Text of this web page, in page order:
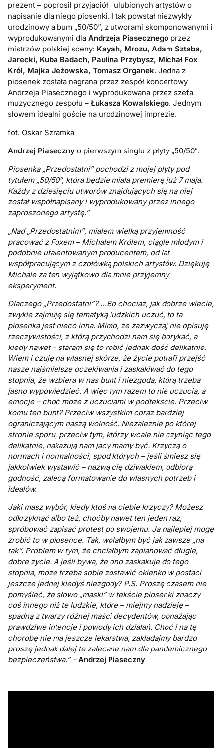
prezent – poprosił przyjaciół i ulubionych artystów o
napisanie dla niego piosenki. I tak powstał niezwykły
urodzinowy album „50/50”, z utworami skomponowanymi i
wyprodukowanymi dlaAndrzeja Piasecznego przez
mistrzów polskiej sceny: Kayah, Mrozu, Adam Sztaba,
Jarecki, Kuba Badach, Paulina Przybysz, Michał Fox
Król, Majka Jeżowska, Tomasz Organek. Jedna z
piosenek została nagrana przez zespół koncertowy
Andrzeja Piasecznego i wyprodukowana przez szefa
muzycznego zespołu – Łukasza Kowalskiego. Jednym
słowem idealni goście na urodzinowej imprezie.
fot. Oskar Szramka
Andrzej Piaseczny o pierwszym singlu z płyty „50/50“:
Piosenka „Przedostatni” pochodzi z mojej płyty pod
tytułem „50/50“, która będzie miała premierę już 7 maja.
Każdy z dziesięciu utworów znajdujących się na niej
został współnapisany i wyprodukowany przez innego
zaproszonego artystę.”
„Nad „Przedostatnim”‚ miałem wielką przyjemność
pracować z Foxem – Michałem Królem, ciągle młodym i
podobnie utalentowanym producentem, od lat
współpracującym z czołówką polskich artystów. Dziękuję
Michale za ten wyjątkowo dla mnie przyjemny
eksperyment.
Dlaczego „Przedostatni”? …Bo chociaż, jak dobrze wiecie,
zwykle zajmuję się tematyką ludzkich uczuć, to ta
piosenka jest nieco inna. Mimo, że zazwyczaj nie opisuję
rzeczywistości, z którą przychodzi nam się borykać, a
kiedy nawet – staram się to robić jednak dość delikatnie.
Wiem i czuję na własnej skórze, że życie potrafi przejść
nasze najśmielsze oczekiwania i zaskakiwać do tego
stopnia, że wzbiera w nas bunt i niezgoda, którą trzeba
jasno wypowiedzieć. A więc tym razem to nie uczucia, a
emocje – choć może z uczuciami w podtekście. Przeciw
komu ten bunt? Przeciw wszystkim coraz bardziej
ograniczającym naszą wolność. Niezależnie po której
stronie sporu, przeciw tym, którzy wcale nie czyniąc tego
delikatnie, nakazują nam jacy mamy być. Krzyczą o
normach i normalności, spod których – jeśli śmiesz się
jakkolwiek wystawić – nazwą cię dziwakiem, odbiorą
godność, zalecą formatowanie do własnych potrzeb i
ideałów.
Jaki masz wybór, kiedy ktoś na ciebie krzyczy? Możesz
odkrzyknąć albo też, choćby nawet ten jeden raz,
spróbować zapisać protest po swojemu. Ja najlepiej mogę
zrobić to w piosence. Tak, wolałbym być jak zawsze „na
tak”. Problem w tym, że chciałbym zaplanować długie,
dobre życie. A jeśli bywa, że ono zaskakuje do tego
stopnia, może trzeba sobie zostawić okienko w postaci
jeszcze jednej kiedyś niezgody? P.S. Proszę czasem nie
pomyśleć, że słowo „maski” w tekście piosenki znaczy
coś innego niż te ludzkie, które – miejmy nadzieję –
spadną z twarzy różnej maści decydentów, obnażając
prawdziwe intencje i powody ich działań. Choć i na tę
chorobę nie ma jeszcze lekarstwa, zakładajmy bardzo
proszę jednak dalej te zalecane nam dla pandemicznego
bezpieczeństwa.” – Andrzej Piaseczny